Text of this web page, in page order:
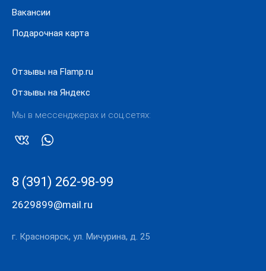
Вакансии
Подарочная карта
Отзывы на Flamp.ru
Отзывы на Яндекс
Мы в мессенджерах и соц.сетях:
8 (391) 262-98-99
2629899@mail.ru
г. Красноярск, ул. Мичурина, д. 25